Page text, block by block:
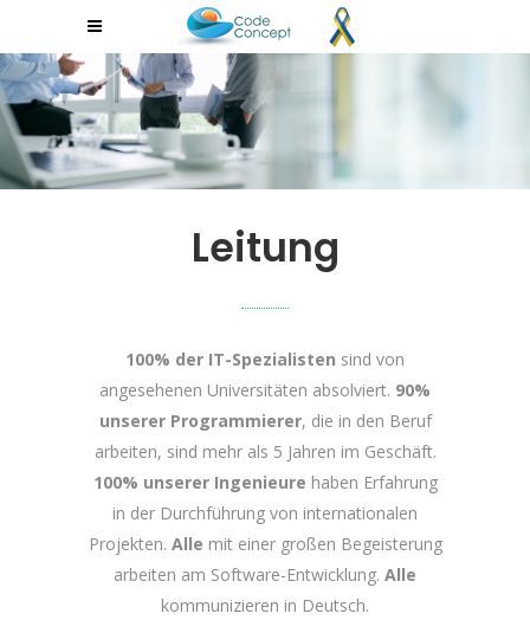
Leitung
100% der IT-Spezialisten sind von
angesehenen Universitäten absolviert. 90%
unserer Programmierer, die in den Beruf
arbeiten, sind mehr als 5 Jahren im Geschäft.
100% unserer Ingenieure haben Erfahrung
in der Durchführung von internationalen
Projekten. Alle mit einer großen Begeisterung
arbeiten am Software-Entwicklung. Alle
kommunizieren in Deutsch.